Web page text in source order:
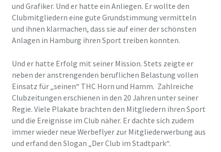
und Grafiker. Und er hatte ein Anliegen. Er wollte den
Clubmitgliedern eine gute Grundstimmung vermitteln
und ihnen klarmachen, dass sie auf einer der schönsten
Anlagen in Hamburg ihren Sport treiben konnten.
Und er hatte Erfolg mit seiner Mission. Stets zeigte er
neben der anstrengenden beruflichen Belastung vollen
Einsatz für „seinen“ THC Horn und Hamm. Zahlreiche
Clubzeitungen erschienen in den 20 Jahren unter seiner
Regie. Viele Plakate brachten den Mitgliedern ihren Sport
und die Ereignisse im Club näher. Er dachte sich zudem
immer wieder neue Werbeflyer zur Mitgliederwerbung aus
und erfand den Slogan „Der Club im Stadtpark“.